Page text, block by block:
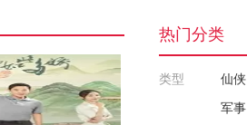
热门分类
类型 仙侠
军事